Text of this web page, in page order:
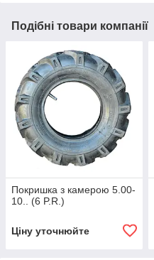
Подібні товари компанії
Покришка з камерою 5.00-
10.. (6 P.R.)
Ціну уточнюйте